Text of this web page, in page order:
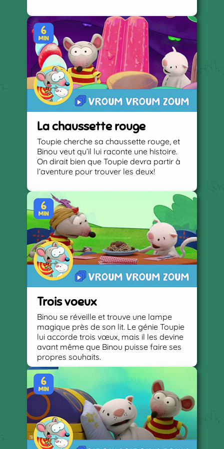
La chaussette rouge
Toupie cherche sa chaussette rouge, et
Binou veut qu’il lui raconte une histoire.
On dirait bien que Toupie devra partir à
l’aventure pour trouver les deux!
Trois voeux
Binou se réveille et trouve une lampe
magique près de son lit. Le génie Toupie
lui accorde trois vœux, mais il les devine
avant même que Binou puisse faire ses
propres souhaits.